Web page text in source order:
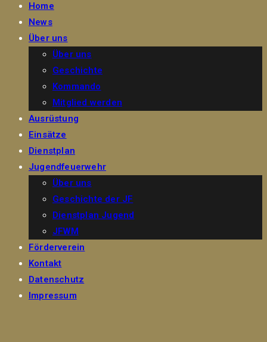
Home
News
Über uns
Über uns
Geschichte
Kommando
Mitglied werden
Ausrüstung
Einsätze
Dienstplan
Jugendfeuerwehr
Über uns
Geschichte der JF
Dienstplan Jugend
JFWM
Förderverein
Kontakt
Datenschutz
Impressum